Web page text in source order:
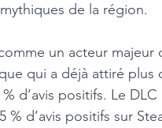
de la région.
un acteur
qui a déjà attiré plus
d’avis positifs. Le
% d’avis positifs sur